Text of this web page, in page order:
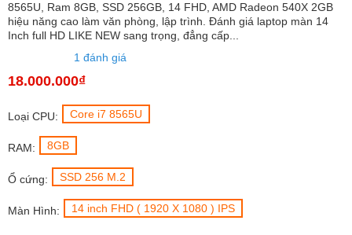
8565U, Ram 8GB, SSD 256GB, 14 FHD, AMD Radeon 540X 2GB
hiệu năng cao làm văn phòng, lập trình. Đánh giá laptop màn 14
Inch full HD LIKE NEW sang trọng, đẳng cấp...
1 đánh giá
18.000.000₫
Loại CPU: Core i7 8565U
RAM: 8GB
Ổ cứng: SSD 256 M.2
Màn Hình: 14 inch FHD ( 1920 X 1080 ) IPS